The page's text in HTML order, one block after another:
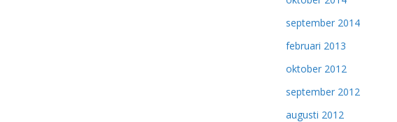
september 2014
februari 2013
oktober 2012
september 2012
augusti 2012